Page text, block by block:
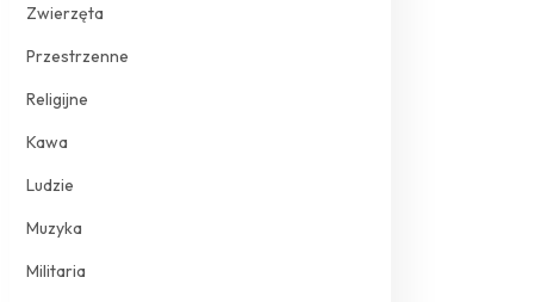
Zwierzęta
Przestrzenne
Religijne
Kawa
Ludzie
Muzyka
Militaria